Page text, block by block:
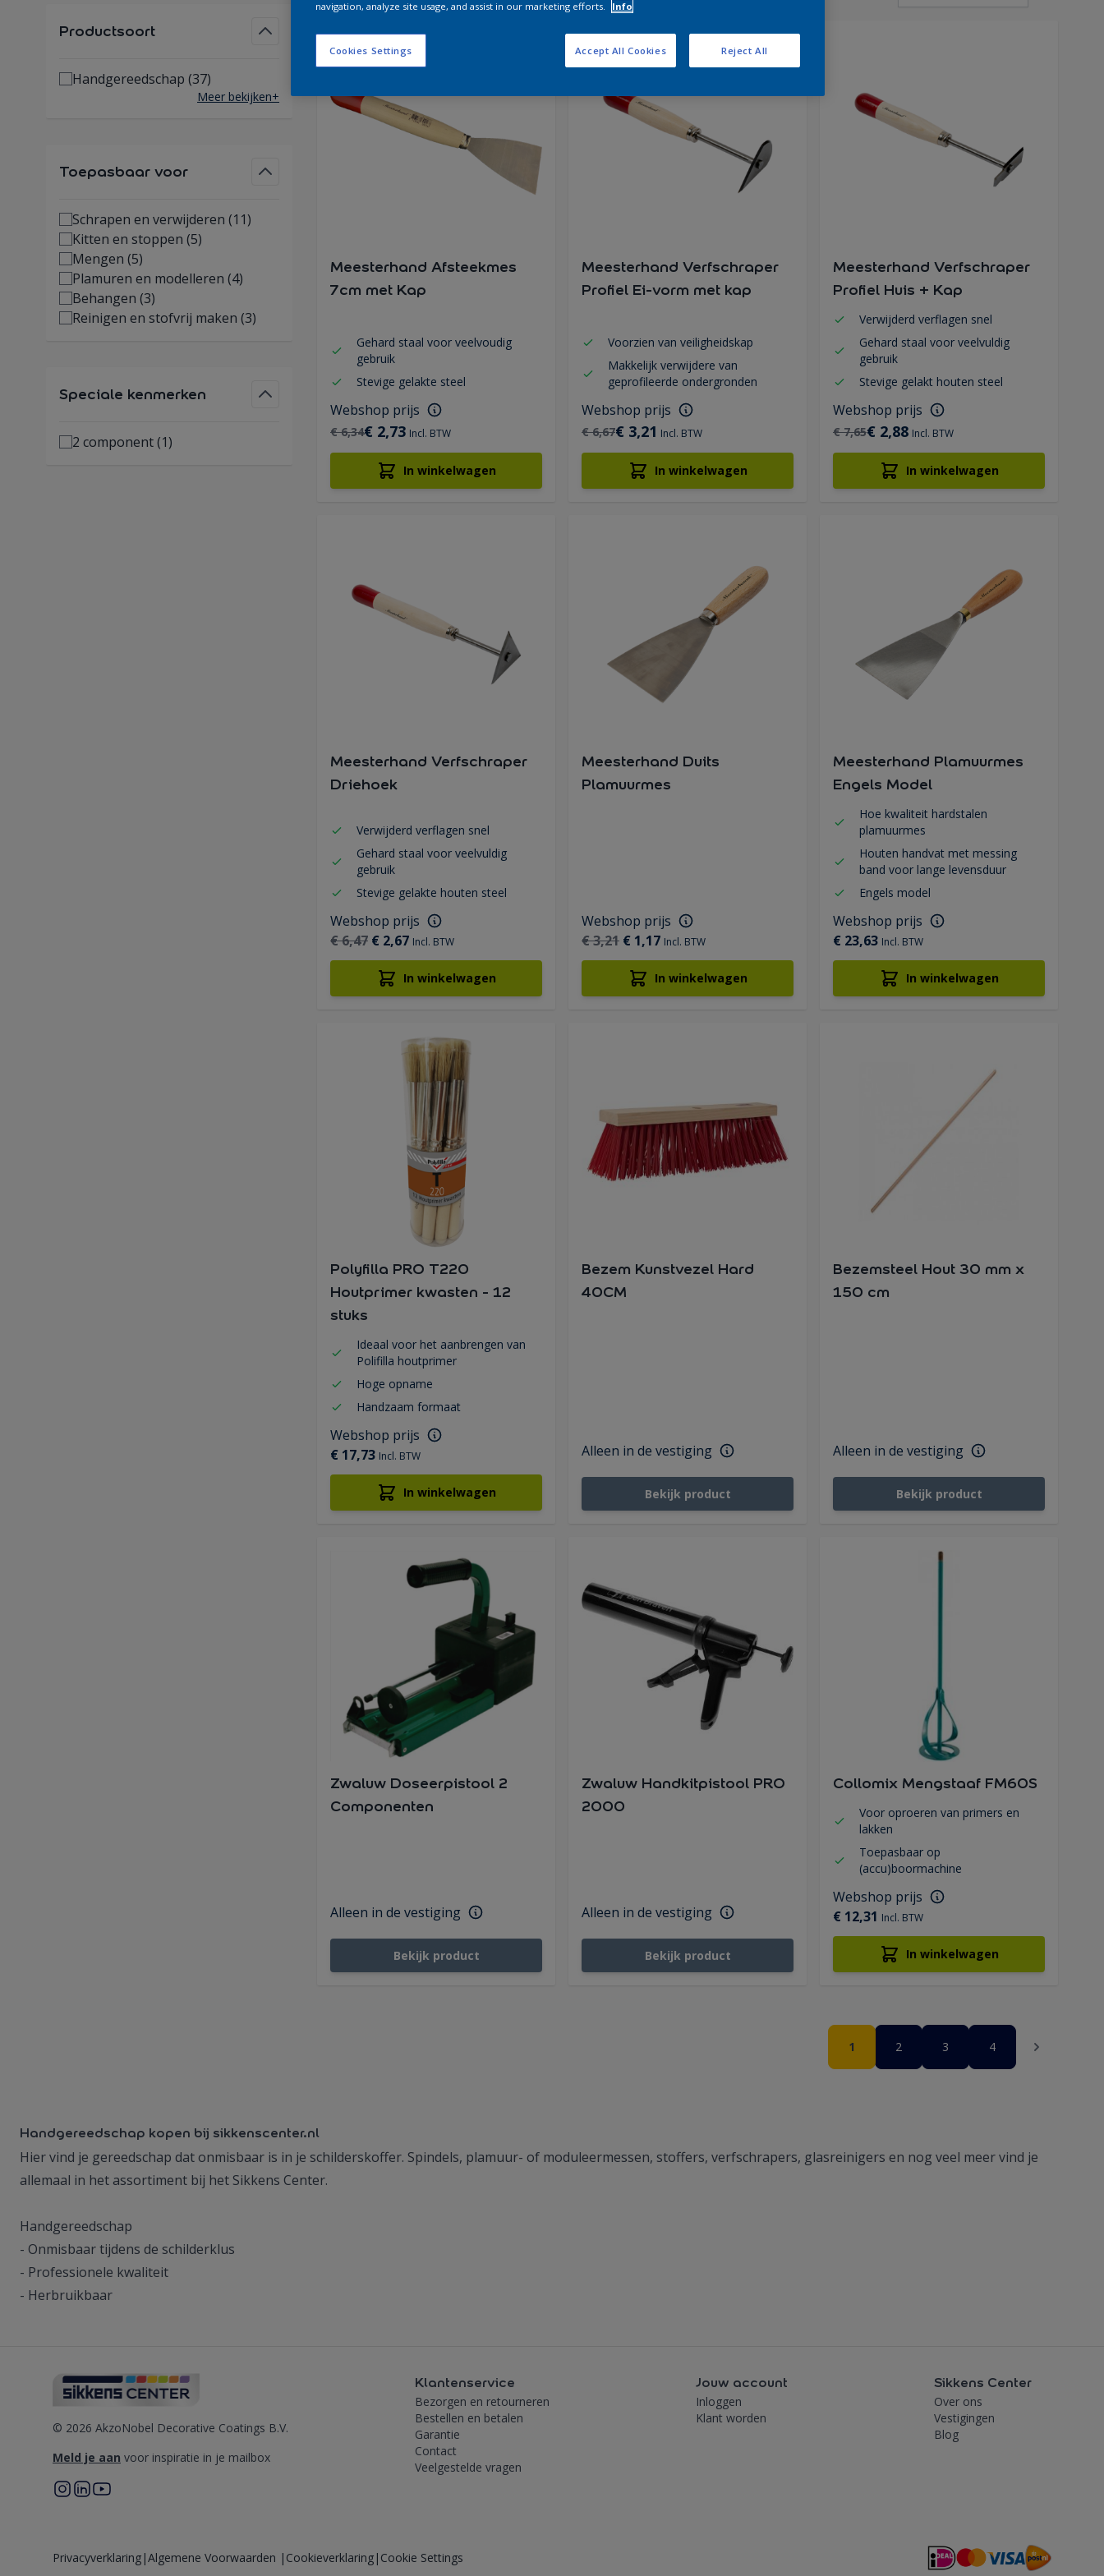
Productsoort
Handgereedschap (37)
Meer bekijken+
Toepasbaar voor
Schrapen en verwijderen (11)
Kitten en stoppen (5)
Mengen (5)
Plamuren en modelleren (4)
Behangen (3)
Reinigen en stofvrij maken (3)
Speciale kenmerken
2 component(1)
Meesterhand Afsteekmes
7cm met Kap
Gehard staal voor veelvoudig
gebruik
Stevige gelakte steel
Webshop prijs
€ 2,73 Incl. BTW
€ 6,34
In winkelwagen
Meesterhand Verfschraper
Profiel Ei-vorm met kap
Voorzien van veiligheidskap
Makkelijk verwijdere van
geprofileerde ondergronden
Webshop prijs
€ 3,21 Incl. BTW
€ 6,67
In winkelwagen
Meesterhand Verfschraper
Profiel Huis + Kap
Verwijderd verflagen snel
Gehard staal voor veelvuldig
gebruik
Stevige gelakt houten steel
Webshop prijs
€ 2,88 Incl. BTW
€ 7,65
In winkelwagen
Meesterhand Verfschraper
Driehoek
Verwijderd verflagen snel
Gehard staal voor veelvuldig
gebruik
Stevige gelakte houten steel
Webshop prijs
€ 6,47 € 2,67 Incl. BTW
In winkelwagen
Meesterhand Duits
Plamuurmes
Webshop prijs
€ 3,21 € 1,17 Incl. BTW
In winkelwagen
Meesterhand Plamuurmes
Engels Model
Hoe kwaliteit hardstalen
plamuurmes
Houten handvat met messing
band voor lange levensduur
Engels model
Webshop prijs
€ 23,63 Incl. BTW
In winkelwagen
Polyfilla PRO T220
Houtprimer kwasten - 12
stuks
Ideaal voor het aanbrengen van
Polifilla houtprimer
Hoge opname
Handzaam formaat
Webshop prijs
€ 17,73 Incl. BTW
In winkelwagen
Bezem Kunstvezel Hard
40CM
Alleen in de vestiging
Bekijk product
Bezemsteel Hout 30 mm x
150 cm
Alleen in de vestiging
Bekijk product
Zwaluw Doseerpistool 2
Componenten
Alleen in de vestiging
Bekijk product
Zwaluw Handkitpistool PRO
2000
Alleen in de vestiging
Bekijk product
Collomix Mengstaaf FM60S
Voor oproeren van primers en
lakken
Toepasbaar op
(accu)boormachine
Webshop prijs
€ 12,31 Incl. BTW
In winkelwagen
Pagina
U lees momenteel pagina
1 Pagina
2 Pagina
3 Pagina
4 Pagina
Handgereedschap kopen bij sikkenscenter.nl
Hier vind je gereedschap dat onmisbaar is in je schilderskoffer. Spindels, plamuur- of moduleermessen, stoffers, verfschrapers, glasreinigers en nog veel meer vind je
allemaal in het assortiment bij het Sikkens Center.
Handgereedschap
- Onmisbaar tijdens de schilderklus
- Professionele kwaliteit
- Herbruikbaar
© 2026 AkzoNobel Decorative Coatings B.V.
Meld je aan voor inspiratie in je mailbox
Klantenservice
Bezorgen en retourneren
Bestellen en betalen
Garantie
Contact
Veelgestelde vragen
Jouw account
Inloggen
Klant worden
Sikkens Center
Over ons
Vestigingen
Blog
Privacyverklaring |Algemene Voorwaarden | Cookieverklaring | Cookie Settings
navigation, analyze site usage, and assist in our marketing efforts.
Info
Cookies Settings Reject All
Accept All Cookies